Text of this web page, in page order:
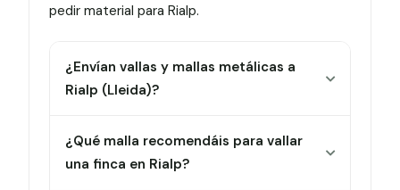
pedir material para Rialp.
¿Envían vallas y mallas metálicas a
Rialp (Lleida)?
¿Qué malla recomendáis para vallar
una finca en Rialp?